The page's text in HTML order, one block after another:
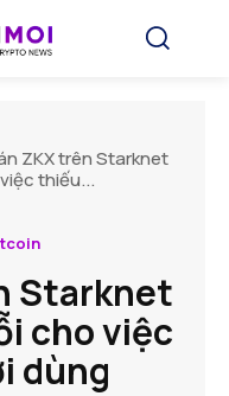
ZKX trên Starknet
thiếu...
Starknet
cho việc
dùng